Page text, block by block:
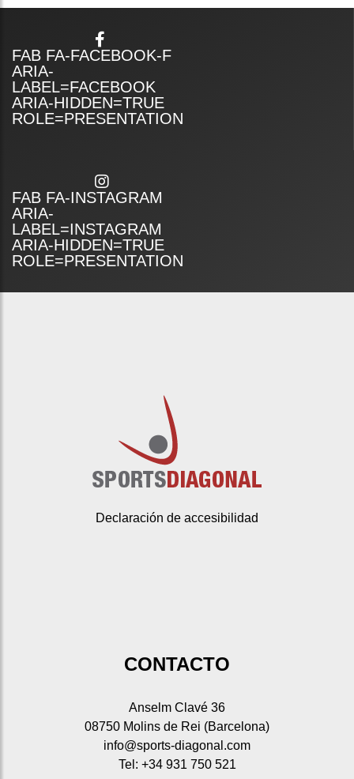
FAB FA-FACEBOOK-F
ARIA-
LABEL=FACEBOOK
ARIA-HIDDEN=TRUE
ROLE=PRESENTATION
FAB FA-INSTAGRAM
ARIA-
LABEL=INSTAGRAM
ARIA-HIDDEN=TRUE
ROLE=PRESENTATION
Declaración de accesibilidad
CONTACTO
Anselm Clavé 36
08750 Molins de Rei (Barcelona)
info@sports-diagonal.com
Tel: +34 931 750 521